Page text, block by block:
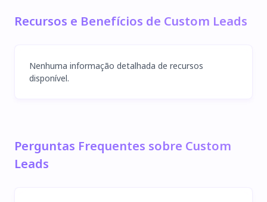
Recursos e Benefícios de Custom Leads
Nenhuma informação detalhada de recursos
disponível.
Perguntas Frequentes sobre Custom
Leads